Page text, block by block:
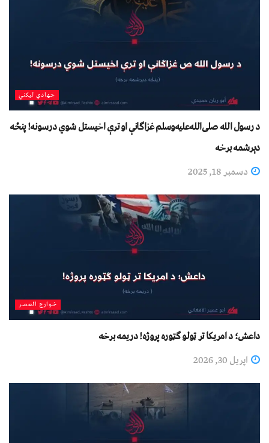
جهادي لیکني
د رسول الله صلی‌الله‌علیه‌وسلم غزاګانې او ترې اخیستل شوي درسونه! پنځه
دېرشمه برخه
دسمبر 18, 2025
خوارج العصر
داعش؛ د امریکا تر ټولو ګټوره پروژه! دریمه برخه
اپریل 30, 2026